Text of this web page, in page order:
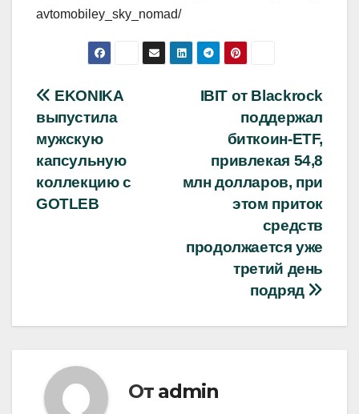
avtomobiley_sky_nomad/
Навигация
по
записям
IBIT от Blackrock
поддержал
биткоин-ETF,
привлекая 54,8
млн долларов, при
этом приток
средств
продолжается уже
третий день
подряд
EKONIKA
выпустила
мужскую
капсульную
коллекцию с
GOTLEB
От admin